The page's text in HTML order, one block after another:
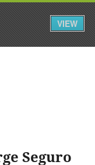
Iniciar Sessão
Seguro
VIEW